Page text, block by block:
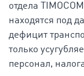
отдела
находятся под
дефицит
только
персонал,